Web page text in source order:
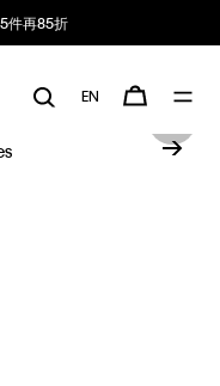
件再85折
EN